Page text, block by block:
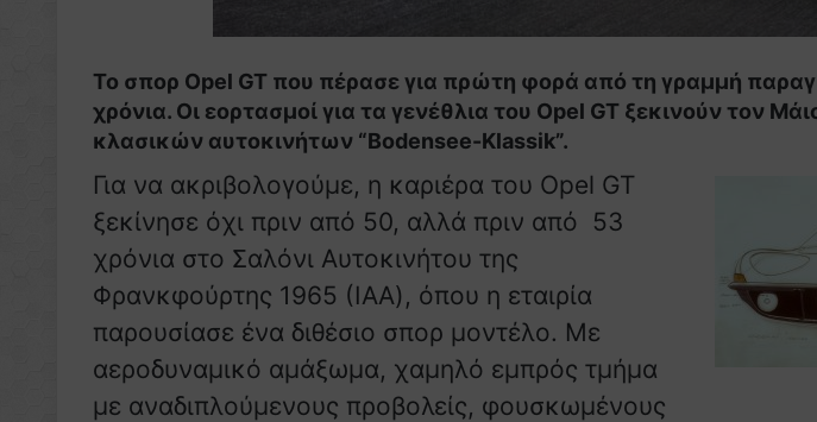
Το σπορ Opel GT που πέρασε για πρώτη φορά από τη γραμμή
χρόνια. Οι εορτασμοί για τα γενέθλια του Opel GT ξεκινούν τον
κλασικών αυτοκινήτων “Bodensee-Klassik”.
Για να ακριβολογούμε, η καριέρα του Opel GT
ξεκίνησε όχι πριν από 50, αλλά πριν από 53
χρόνια στο Σαλόνι Αυτοκινήτου της
Φρανκφούρτης 1965 (IAA), όπου η εταιρία
παρουσίασε ένα διθέσιο σπορ μοντέλο. Με
αεροδυναμικό αμάξωμα, χαμηλό εμπρός τμήμα
με αναδιπλούμενους προβολείς, φουσκωμένους